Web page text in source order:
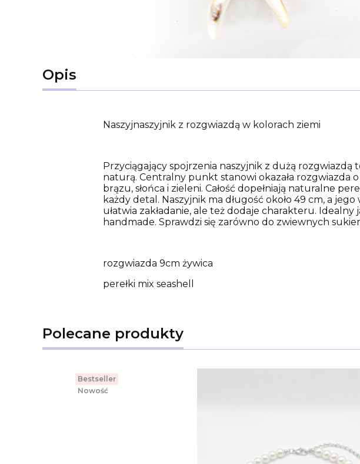
Opis
Naszyjnaszyjnik z rozgwiazdą w kolorach ziemi
Przyciągający spojrzenia naszyjnik z dużą
naturą. Centralny punkt stanowi okazała rozgwiazda
brązu, słońca i zieleni. Całość dopełniają naturalne
każdy detal. Naszyjnik ma długość około 49 cm, a
ułatwia zakładanie, ale też dodaje charakteru.
handmade. Sprawdzi się zarówno do zwiewnych
rozgwiazda 9cm żywica
perełki mix seashell
Polecane produkty
Bestseller
Nowość